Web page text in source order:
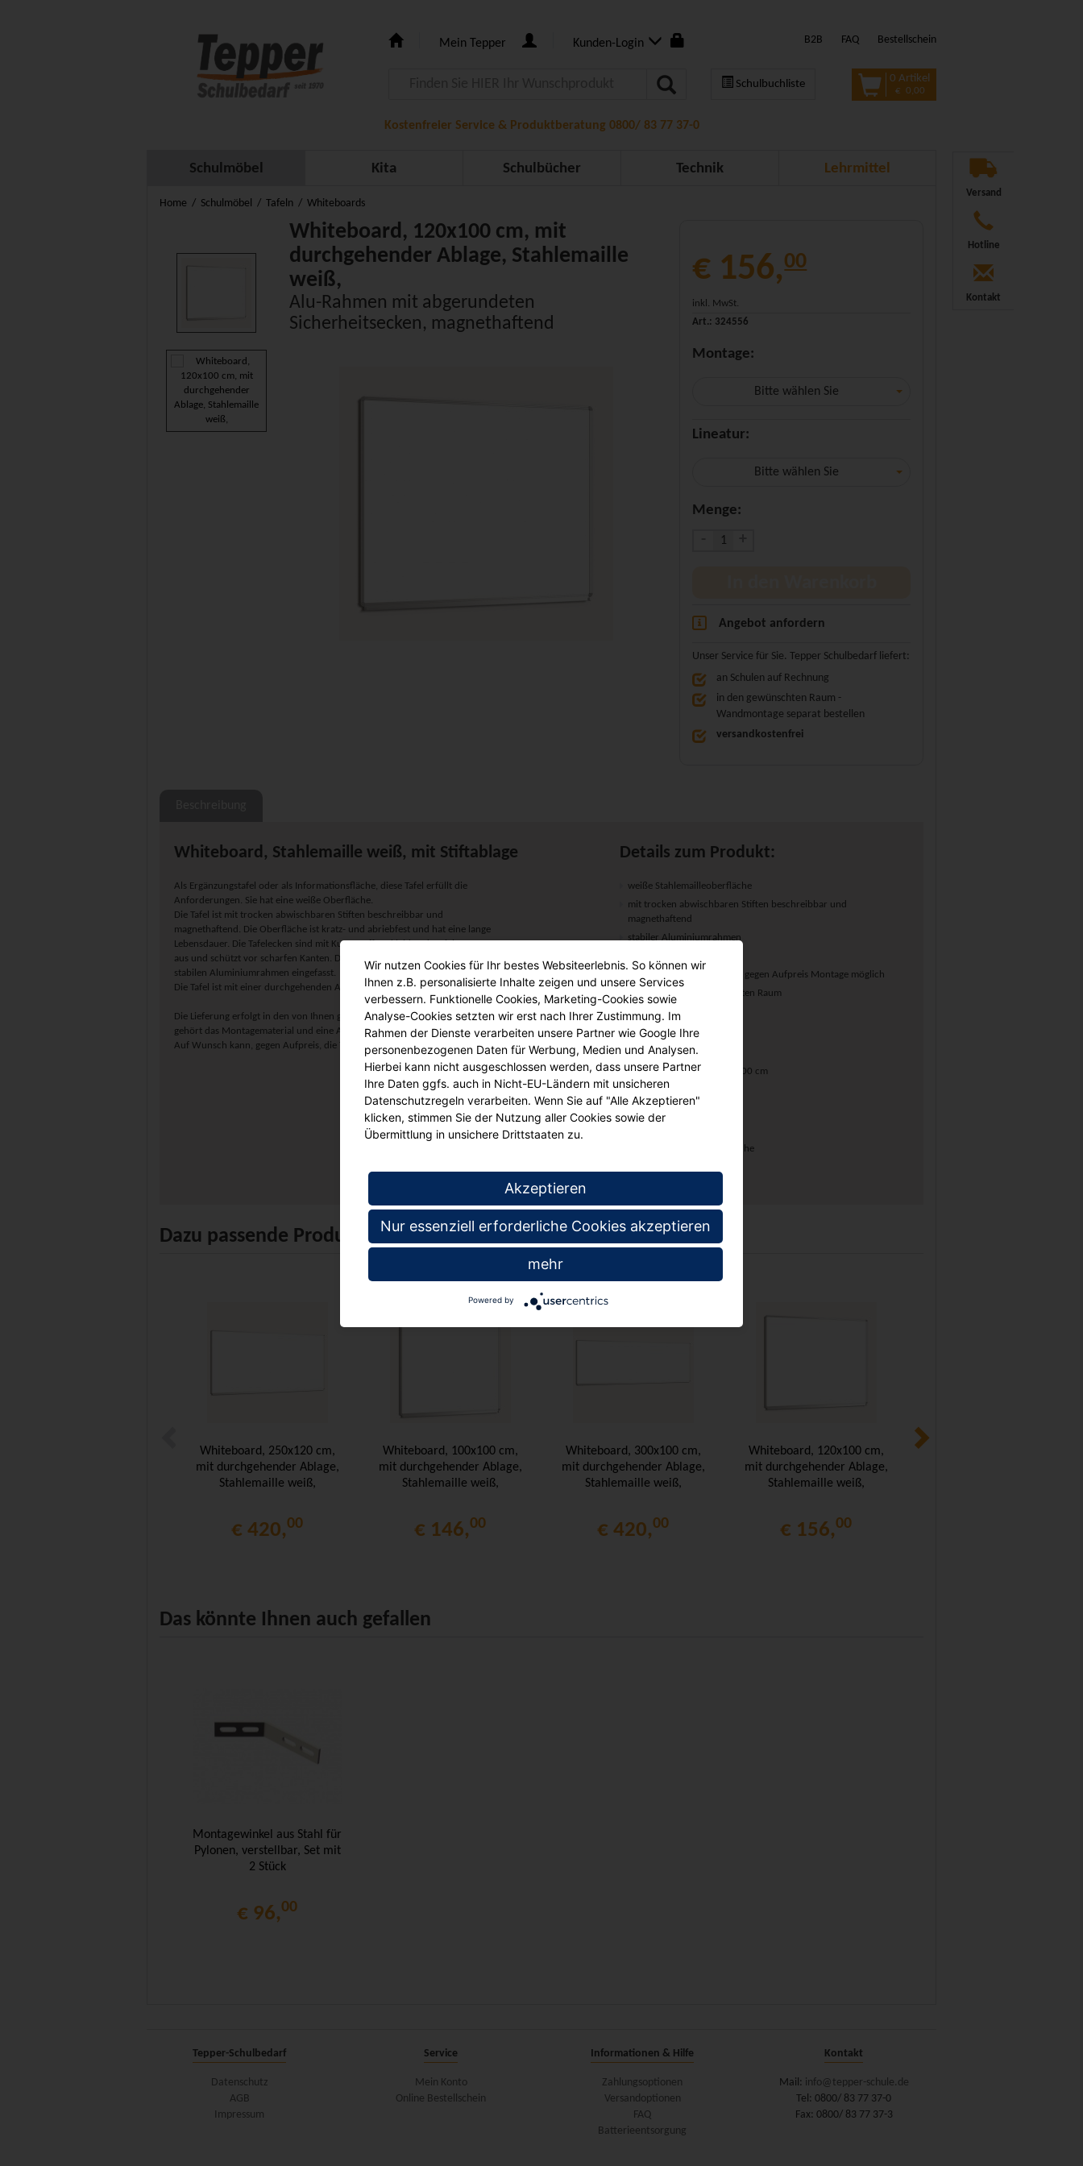
Mein Tepper Kunden-Login B2B FAQ Bestellschein
Schulbuchliste 0 Artikel
€ 0,00
Kostenfreier Service & Produktberatung 0800/ 83 77 37-0
Schulmöbel Kita Schulbücher Technik Lehrmittel
Versand
Hotline
Kontakt
Home Schulmöbel Tafeln Whiteboards
Whiteboard, 120x100 cm, mit
durchgehender Ablage, Stahlemaille
weiß,
Alu-Rahmen mit abgerundeten
Sicherheitsecken, magnethaftend
€ 156,00
inkl. MwSt.
Art.: 324556
Montage:
Bitte wählen Sie
Lineatur:
Bitte wählen Sie
Menge:
Angebot anfordern
Unser Service für Sie. Tepper Schulbedarf liefert:
an Schulen auf Rechnung
in den gewünschten Raum -
Wandmontage separat bestellen
versandkostenfrei
Whiteboard, Stahlemaille weiß, mit Stiftablage
Als Ergänzungstafel oder als Informationsfläche, diese Tafel erfüllt die
Anforderungen. Sie hat eine weiße Oberfläche.
Die Tafel ist mit trocken abwischbaren Stiften beschreibbar und
magnethaftend. Die Oberfläche ist kratz- und abriebfest und hat eine lange
Lebensdauer. Die Tafelecken sind mit Kunststoff verkleidet, das sieht gut
aus und schützt vor scharfen Kanten. Die Schreibfläche ist mit einem
stabilen Aluminiumrahmen eingefasst.
Die Tafel ist mit einer durchgehenden Aluminium-Ablage ausgestattet.
Die Lieferung erfolgt in den von Ihnen gewünschten Raum. Zum Lieferumfang
gehört das Montagematerial und eine Aufbauanleitung.
Auf Wunsch kann, gegen Aufpreis, die Tafel fachgerecht montiert werden.
Details zum Produkt:
weiße Stahlemailleoberfläche
mit trocken abwischbaren Stiften beschreibbar und
magnethaftend
stabiler Aluminiumrahmen
inklusive Montagematerial, gegen Aufpreis Montage möglich
Lieferung in den gewünschten Raum
Maße:
Arbeitsfläche (B/H): 120x100 cm
Schreibfläche: 1,2 m²
Weiße Stahlemailleoberfläche
Dazu passende Produkte
Whiteboard, 250x120 cm,
mit durchgehender Ablage,
Stahlemaille weiß,
€ 420,00
Whiteboard, 100x100 cm,
mit durchgehender Ablage,
Stahlemaille weiß,
€ 146,00
Whiteboard, 300x100 cm,
mit durchgehender Ablage,
Stahlemaille weiß,
€ 420,00
Whiteboard, 120x100 cm,
mit durchgehender Ablage,
Stahlemaille weiß,
€ 156,00
Das könnte Ihnen auch gefallen
Montagewinkel aus Stahl für
Pylonen, verstellbar, Set mit
2 Stück
€ 96,00
Tepper-Schulbedarf
Datenschutz
AGB
Impressum
Service
Mein Konto
Online Bestellschein
Informationen & Hilfe
Zahlungsoptionen
Versandoptionen
FAQ
Batterieentsorgung
Kontakt
Mail: info@tepper-schule.de
Tel: 0800/ 83 77 37-0
Fax: 0800/ 83 77 37-3
Wir nutzen Cookies für Ihr bestes Websiteerlebnis. So können wir
Ihnen z.B. personalisierte Inhalte zeigen und unsere Services
verbessern. Funktionelle Cookies, Marketing-Cookies sowie
Analyse-Cookies setzten wir erst nach Ihrer Zustimmung. Im
Rahmen der Dienste verarbeiten unsere Partner wie Google Ihre
personenbezogenen Daten für Werbung, Medien und Analysen.
Hierbei kann nicht ausgeschlossen werden, dass unsere Partner
Ihre Daten ggfs. auch in Nicht-EU-Ländern mit unsicheren
Datenschutzregeln verarbeiten. Wenn Sie auf "Alle Akzeptieren"
klicken, stimmen Sie der Nutzung aller Cookies sowie der
Übermittlung in unsichere Drittstaaten zu.
Akzeptieren
Nur essenziell erforderliche Cookies akzeptieren
mehr
Powered by